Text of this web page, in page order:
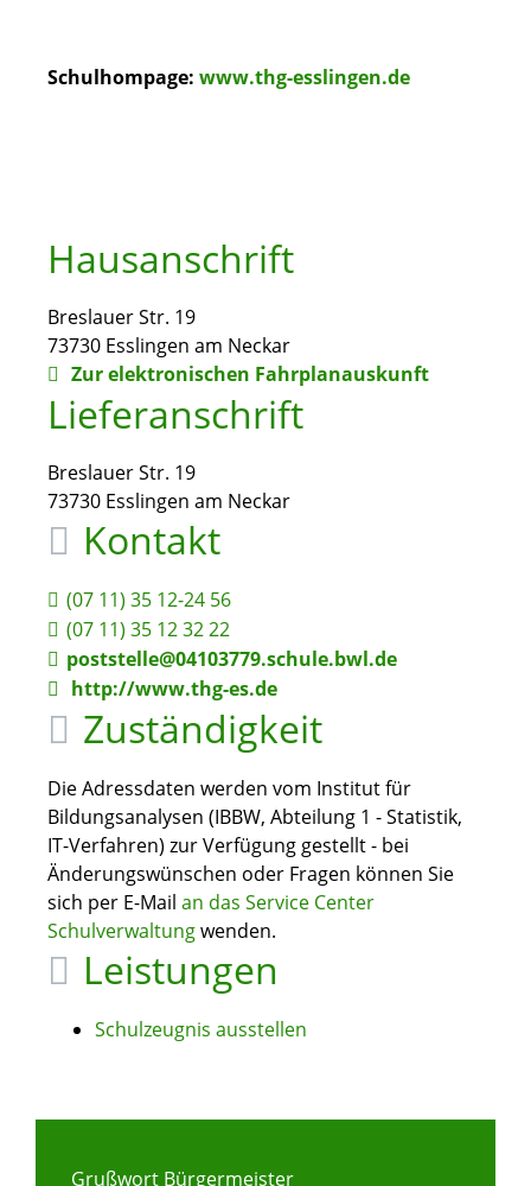
Schulhompage: www.thg-esslingen.de
Hausanschrift
Breslauer Str. 19
73730 Esslingen am Neckar
Zur elektronischen Fahrplanauskunft
Lieferanschrift
Breslauer Str. 19
73730 Esslingen am Neckar
Kontakt
(07 11) 35 12-24 56
(07 11) 35 12 32 22
poststelle@04103779.schule.bwl.de
http://www.thg-es.de
Zuständigkeit
Die Adressdaten werden vom Institut für
Bildungsanalysen (IBBW, Abteilung 1 - Statistik,
IT-Verfahren) zur Verfügung gestellt - bei
Änderungswünschen oder Fragen können Sie
sich per E-Mail an das Service Center
Schulverwaltungwenden.
Leistungen
Schulzeugnis ausstellen
Grußwort Bürgermeister